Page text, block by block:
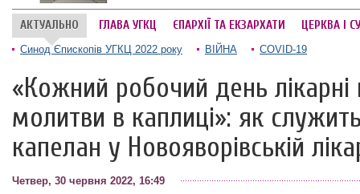
АКТУАЛЬНО ГЛАВА УГКЦ ЄПАРХІЇ ТА ЕКЗАРХАТИ ЦЕРКВА І
Синод Єпископів УГКЦ 2022 року ВІЙНА COVID-19
«Кожний робочий день лікарні
молитви в каплиці»: як
капелан у Новояворівській
Четвер, 30 червня 2022, 16:49